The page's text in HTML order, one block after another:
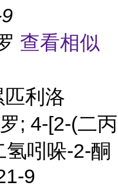
查看相似
利洛
; 4-[2-(二丙
氢吲哚-2-酮
9